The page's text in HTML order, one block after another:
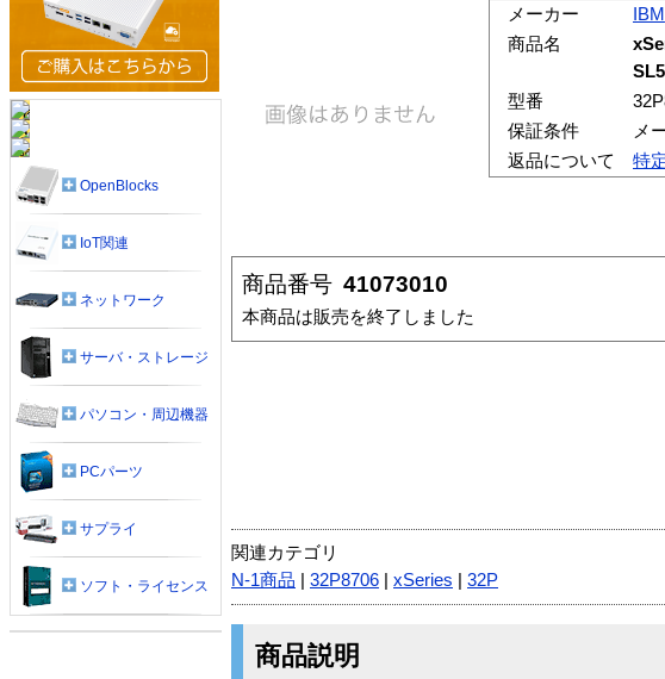
メーカー
IBM
商品名
型番
保証条件
メ
返品について
特
商品番号 41073010
本商品は販売を終了しました
関連カテゴリ
N-1商品
32P8706 xSeries 32P
商品説明
OpenBlocks
IoT関連
ネットワーク
サーバ・ストレージ
パソコン・周辺機器
PCパーツ
サプライ
ソフト・ライセンス